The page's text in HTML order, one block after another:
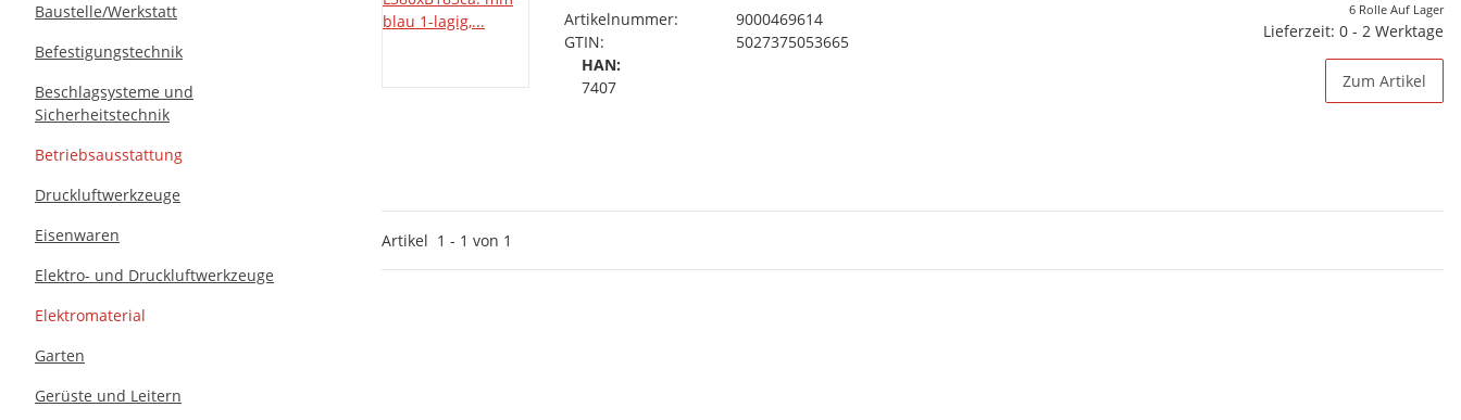
Artikelnummer:
9000469614
GTIN:
5027375053665
HAN:
7407
6 Rolle Auf Lager
Lieferzeit: 0 - 2 Werktage
Zum Artikel
Artikel 1 - 1 von 1
Baustelle/Werkstatt
Befestigungstechnik
Beschlagsysteme und
Sicherheitstechnik
Betriebsausstattung
Druckluftwerkzeuge
Eisenwaren
Elektro- und Druckluftwerkzeuge
Elektromaterial
Garten
Gerüste und Leitern